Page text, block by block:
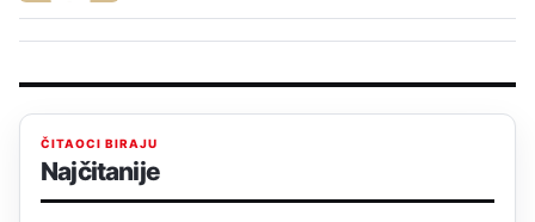
ČITAOCI BIRAJU
Najčitanije